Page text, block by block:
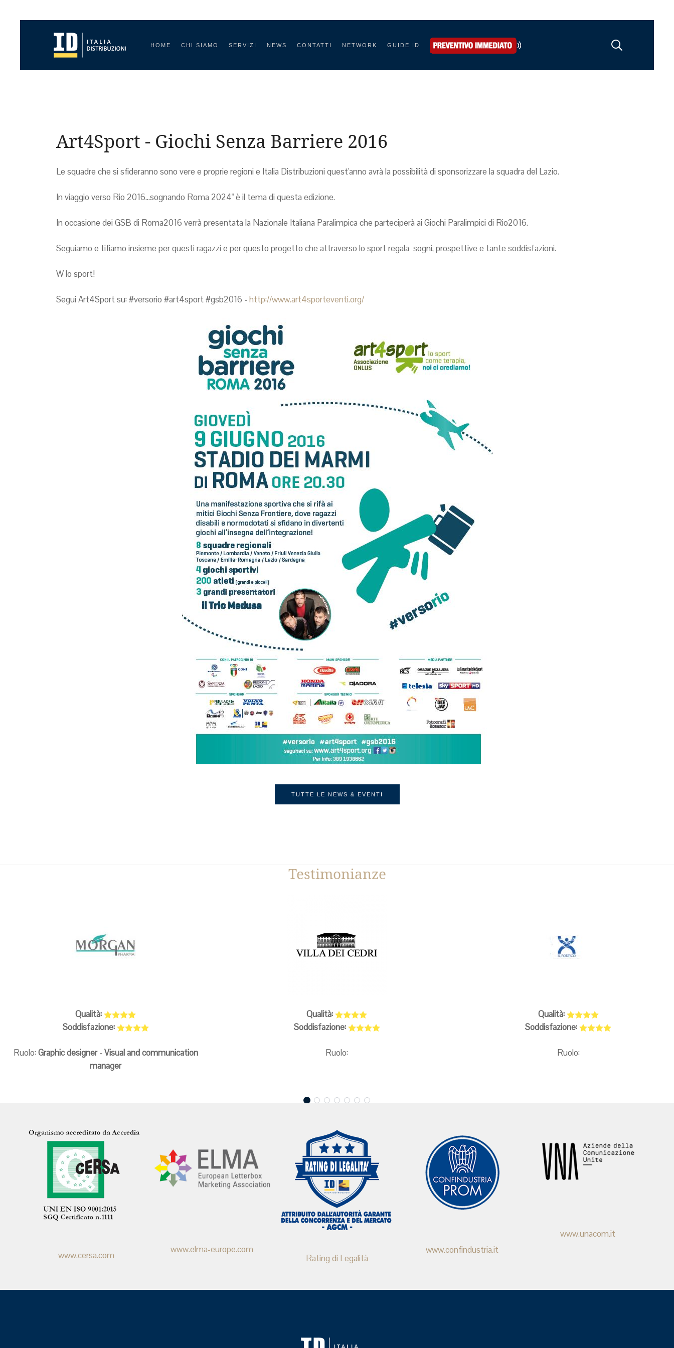
HOME CHI SIAMO SERVIZI NEWS CONTATTI NETWORK GUIDE ID
Art4Sport - Giochi Senza Barriere 2016
Le squadre che si sfideranno sono vere e proprie regioni e Italia Distribuzioni quest'anno avrà la possibilità di sponsorizzare la squadra del Lazio.
In viaggio verso Rio 2016...sognando Roma 2024" è il tema di questa edizione.
In occasione dei GSB di Roma2016 verrà presentata la Nazionale Italiana Paralimpica che parteciperà ai Giochi Paralimpici di Rio2016.
Seguiamo e tifiamo insieme per questi ragazzi e per questo progetto che attraverso lo sport regala sogni, prospettive e tante soddisfazioni.
W lo sport!
Segui Art4Sport su: #versorio #art4sport #gsb2016 - http://www.art4sporteventi.org/
TUTTE LE NEWS & EVENTI
Testimonianze
Qualità:
Soddisfazione:
Ruolo: Graphic designer - Visual and communication
manager
Qualità:
Soddisfazione:
Ruolo:
Qualità:
Soddisfazione:
Ruolo:
www.cersa.com
www.elma-europe.com
Rating di Legalità
www.confindustria.it
www.unacom.it